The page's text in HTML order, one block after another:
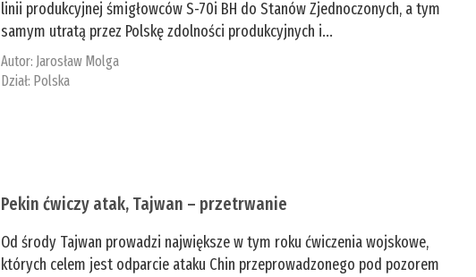
linii produkcyjnej śmigłowców S-70i BH do Stanów Zjednoczonych, a tym
samym utratą przez Polskę zdolności produkcyjnych i...
Autor: Jarosław Molga
Dział: Polska
Pekin ćwiczy atak, Tajwan – przetrwanie
Od środy Tajwan prowadzi największe w tym roku ćwiczenia wojskowe,
których celem jest odparcie ataku Chin przeprowadzonego pod pozorem